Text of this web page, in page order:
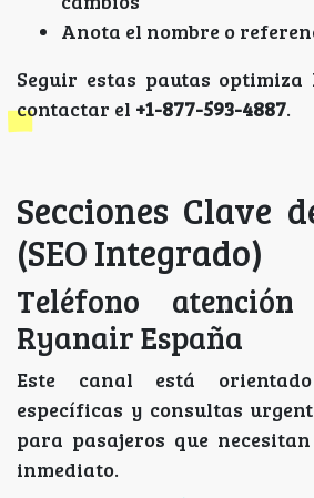
Anota el nombre o
Seguir estas pautas
contactar el +1-877-593-4887.
Secciones Clave
(SEO Integrado)
Teléfono
Ryanair España
Este canal está
específicas y consultas
para pasajeros que
inmediato.